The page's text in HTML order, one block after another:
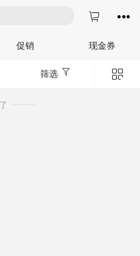


促销 现金券
筛选 